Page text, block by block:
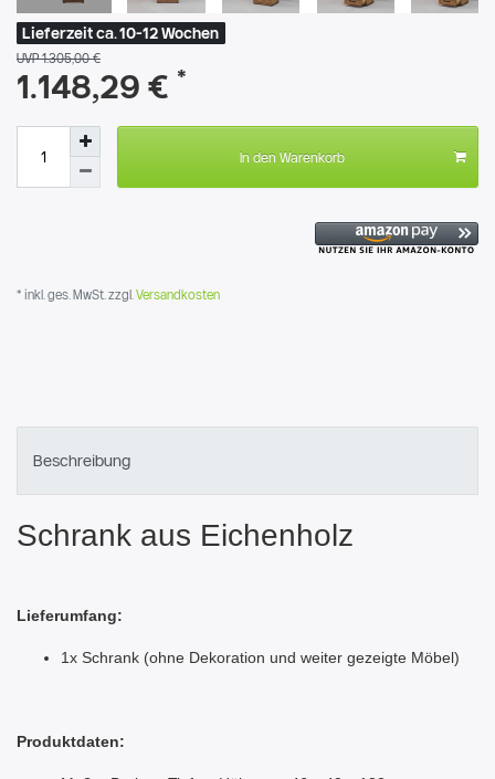
Lieferzeit ca. 10-12 Wochen
UVP 1.305,00 €
1.148,29 € *
In den Warenkorb
* inkl. ges. MwSt. zzgl. Versandkosten
Beschreibung
Schrank aus Eichenholz
Lieferumfang:
1x Schrank (ohne Dekoration und weiter gezeigte Möbel)
Produktdaten: